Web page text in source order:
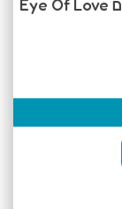
בושם לאישה בעל פירומונים לפיתוי גברים Eye Of Love